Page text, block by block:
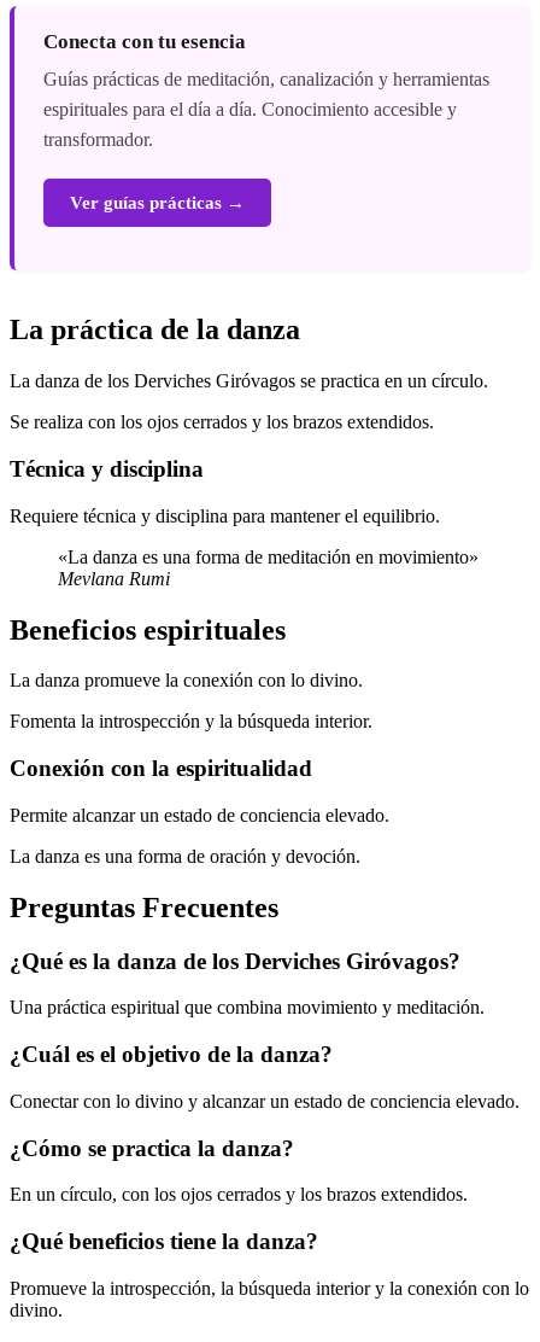
Conecta con tu esencia
Guías prácticas de meditación, canalización y herramientas
espirituales para el día a día. Conocimiento accesible y
transformador.
Ver guías prácticas →
La práctica de la danza
La danza de los Derviches Giróvagos se practica en un círculo.
Se realiza con los ojos cerrados y los brazos extendidos.
Técnica y disciplina
Requiere técnica y disciplina para mantener el equilibrio.
«La danza es una forma de meditación en movimiento»
Mevlana Rumi
Beneficios espirituales
La danza promueve la conexión con lo divino.
Fomenta la introspección y la búsqueda interior.
Conexión con la espiritualidad
Permite alcanzar un estado de conciencia elevado.
La danza es una forma de oración y devoción.
Preguntas Frecuentes
¿Qué es la danza de los Derviches Giróvagos?
Una práctica espiritual que combina movimiento y meditación.
¿Cuál es el objetivo de la danza?
Conectar con lo divino y alcanzar un estado de conciencia elevado.
¿Cómo se practica la danza?
En un círculo, con los ojos cerrados y los brazos extendidos.
¿Qué beneficios tiene la danza?
Promueve la introspección, la búsqueda interior y la conexión con lo
divino.